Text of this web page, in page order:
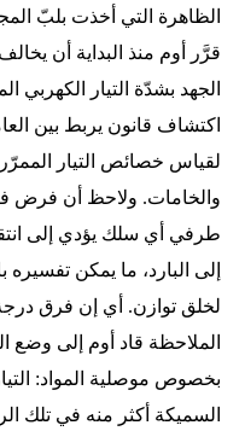
الظاهرة التي أخذت بلبّ
قرَّر أوم منذ البداية أن
الجهد بشدّة التيار
اكتشاف قانون يربط بين
لقياس خصائص التيار
والخامات. ولاحظ أن فرض
طرفي أي سلك يؤدي إلى
إلى البارد، ما يمكن تفسيره
لخلق توازن. أي إن فرق درجة
الملاحظة قاد أوم إلى وضع
بخصوص موصلية المواد:
السميكة أكثر منه في تلك